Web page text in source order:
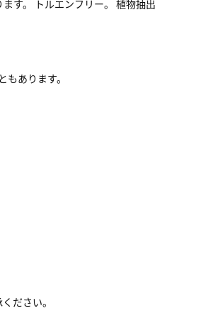
す。 トルエンフリー。 植物抽出
あります。
ださい。